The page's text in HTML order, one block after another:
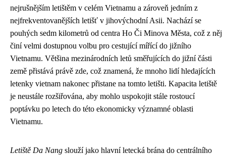
nejrušnějším letištěm v celém Vietnamu a zároveň jedním z
nejfrekventovanějších letišť v jihovýchodní Asii. Nachází se
pouhých sedm kilometrů od centra Ho Či Minova Města, což z něj
činí velmi dostupnou volbu pro cestující mířící do jižního
Vietnamu. Většina mezinárodních letů směřujících do jižní části
země přistává právě zde, což znamená, že mnoho lidí hledajících
letenky vietnam nakonec přistane na tomto letišti. Kapacita letiště
je neustále rozšiřována, aby mohlo uspokojit stále rostoucí
poptávku po letech do této ekonomicky významné oblasti
Vietnamu.
Letiště Da Nang slouží jako hlavní letecká brána do centrálního